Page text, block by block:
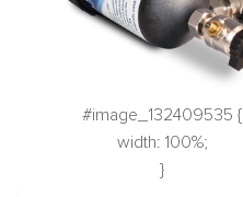
#image_132409535 {
width: 100%;
}